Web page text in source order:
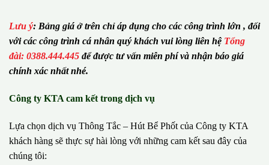
Lưu ý: Bảng giá ở trên chỉ áp dụng cho các công trình lớn , đối
với các công trình cá nhân quý khách vui lòng liên hệ Tổng
đài: 0388.444.445 để được tư vấn miễn phí và nhận báo giá
chính xác nhất nhé.
Công ty KTA cam kết trong dịch vụ
Lựa chọn dịch vụ Thông Tắc – Hút Bể Phốt của Công ty KTA
khách hàng sẽ thực sự hài lòng với những cam kết sau đây của
chúng tôi: